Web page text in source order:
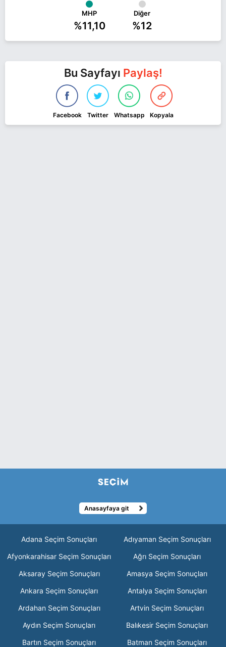
MHP
%11,10
Diğer
%12
Bu Sayfayı Paylaş!
Facebook Twitter Whatsapp Kopyala
Anasayfaya git
Adana Seçim Sonuçları
Adıyaman Seçim Sonuçları
Afyonkarahisar Seçim Sonuçları
Ağrı Seçim Sonuçları
Aksaray Seçim Sonuçları
Amasya Seçim Sonuçları
Ankara Seçim Sonuçları
Antalya Seçim Sonuçları
Ardahan Seçim Sonuçları
Artvin Seçim Sonuçları
Aydın Seçim Sonuçları
Balıkesir Seçim Sonuçları
Bartın Seçim Sonuçları
Batman Seçim Sonuçları